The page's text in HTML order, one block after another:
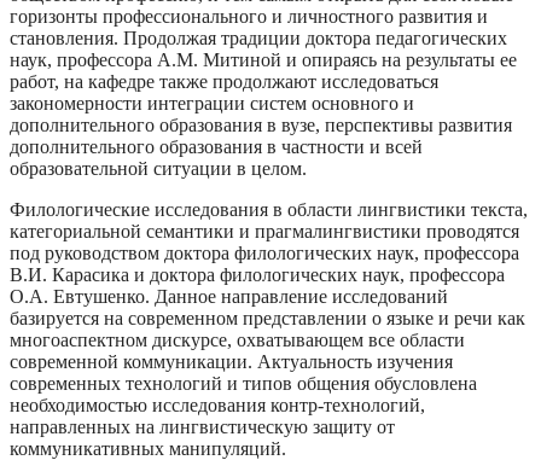
горизонты профессионального и личностного развития и
становления. Продолжая традиции доктора педагогических
наук, профессора А.М. Митиной и опираясь на результаты ее
работ, на кафедре также продолжают исследоваться
закономерности интеграции систем основного и
дополнительного образования в вузе, перспективы развития
дополнительного образования в частности и всей
образовательной ситуации в целом.
Филологические исследования в области лингвистики текста,
категориальной семантики и прагмалингвистики проводятся
под руководством доктора филологических наук, профессора
В.И. Карасика и доктора филологических наук, профессора
О.А. Евтушенко. Данное направление исследований
базируется на современном представлении о языке и речи как
многоаспектном дискурсе, охватывающем все области
современной коммуникации. Актуальность изучения
современных технологий и типов общения обусловлена
необходимостью исследования контр-технологий,
направленных на лингвистическую защиту от
коммуникативных манипуляций.